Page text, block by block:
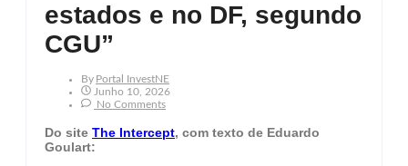
estados e no DF, segundo
CGU”
By Portal InvestNE
Junho 10, 2026
No Comments
Do site The Intercept, com texto de Eduardo
Goulart: